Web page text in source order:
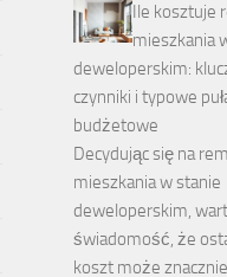
Ile kosztuje
mieszkania
deweloperskim:
czynniki i typowe
budżetowe
Decydując się na
mieszkania w stanie
deweloperskim,
świadomość, że
koszt może